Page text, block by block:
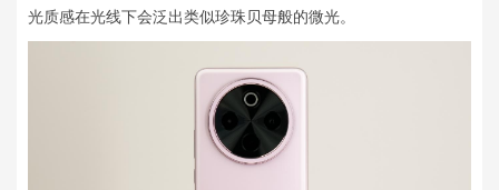
光质感在光线下会泛出类似珍珠贝母般的微光。